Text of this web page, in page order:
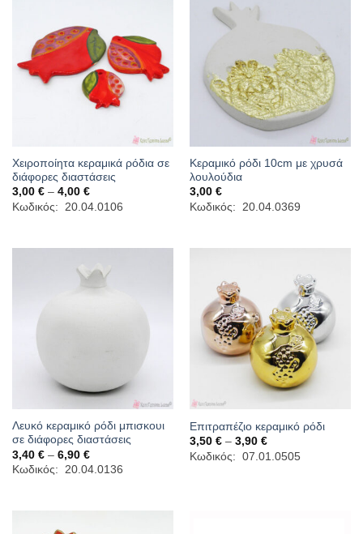
Χειροποίητα κεραμικά ρόδια σε
διάφορες διαστάσεις
3,00 € – 4,00 €Price
range:
3,00 €
Κωδικός: 20.04.0106
Κεραμικό ρόδι 10cm με χρυσά
λουλούδια
3,00 €
Κωδικός: 20.04.0369
Λευκό κεραμικό ρόδι μπισκουι
σε διάφορες διαστάσεις
3,40 € – 6,90 €Price
range:
3,40 €
Κωδικός: 20.04.0136
Επιτραπέζιο κεραμικό ρόδι
3,50 € – 3,90 €Price
range:
3,50 €
Κωδικός: 07.01.0505